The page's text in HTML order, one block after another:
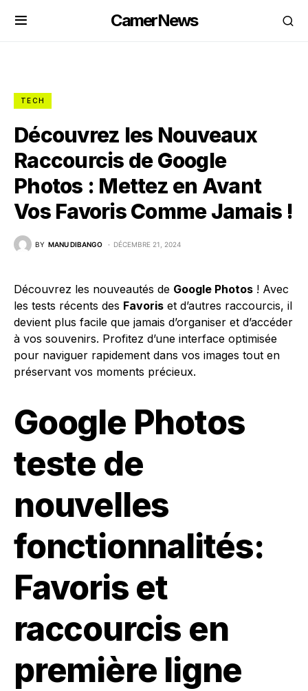
CamerNews
TECH
Découvrez les Nouveaux
Raccourcis de Google
Photos : Mettez en Avant
Vos Favoris Comme Jamais !
BY MANU DIBANGO DÉCEMBRE 21, 2024
Découvrez les nouveautés de Google Photos ! Avec
les tests récents des Favoris et d’autres raccourcis, il
devient plus facile que jamais d’organiser et d’accéder
à vos souvenirs. Profitez d’une interface optimisée
pour naviguer rapidement dans vos images tout en
préservant vos moments précieux.
Google Photos
teste de
nouvelles
fonctionnalités:
Favoris et
raccourcis en
première ligne